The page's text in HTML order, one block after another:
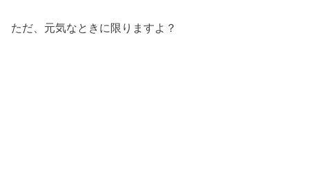
ただ、元気なときに限りますよ？